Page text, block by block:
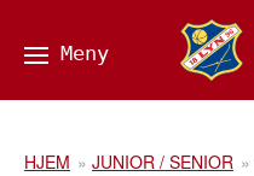
HJEM » JUNIOR / SENIOR »